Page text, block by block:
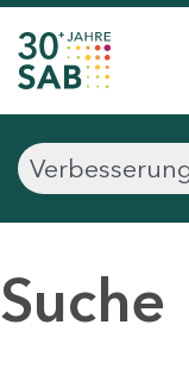
Suche